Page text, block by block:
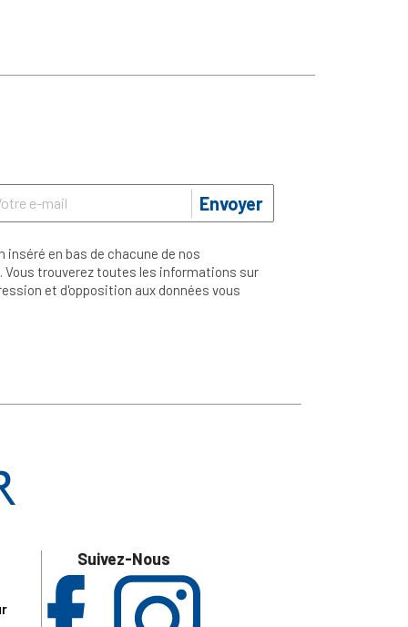
Envoyer
en bas de chacune de nos
trouverez toutes les informations sur
et d'opposition aux données vous
Suivez-Nous